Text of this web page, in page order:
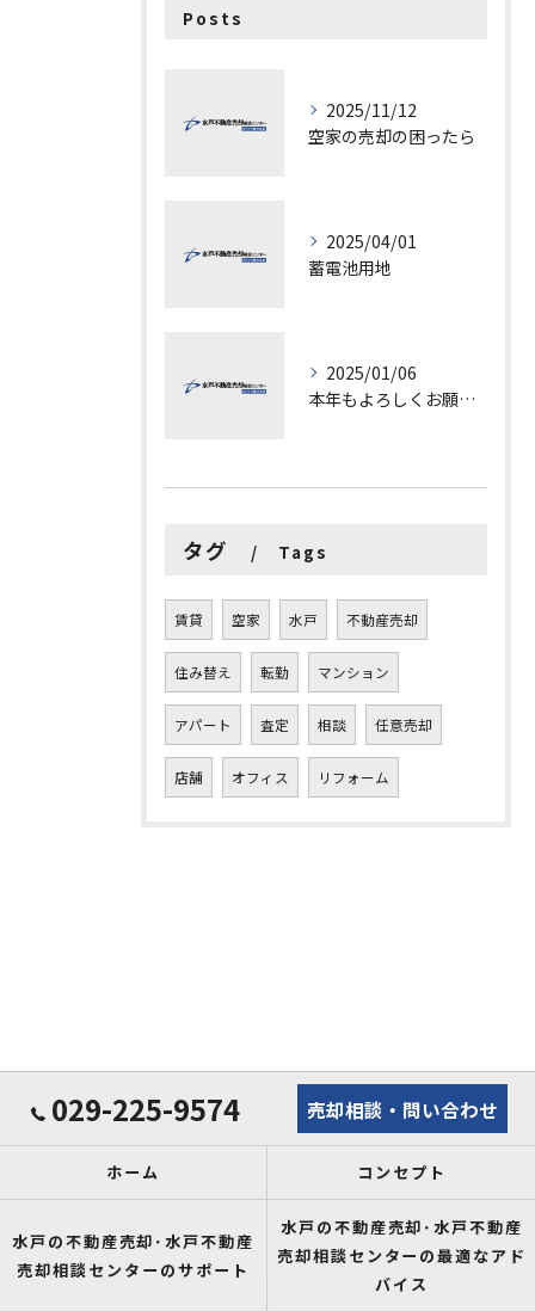
Posts
2025/11/12
空家の売却の困ったら
2025/04/01
蓄電池用地
2025/01/06
本年もよろしくお願いします。
タグ Tags
賃貸 空家 水戸 不動産売却
住み替え 転勤 マンション
アパート 査定 相談 任意売却
店舗 オフィス リフォーム
029-225-9574 売却相談・問い合わせ
ホーム コンセプト
水戸の不動産売却･水戸不動産
売却相談センターのサポート
水戸の不動産売却･水戸不動産
売却相談センターの最適なアド
バイス